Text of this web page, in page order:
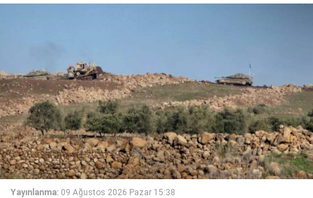
Yayınlanma: 09 Ağustos 2026 Pazar 15:38